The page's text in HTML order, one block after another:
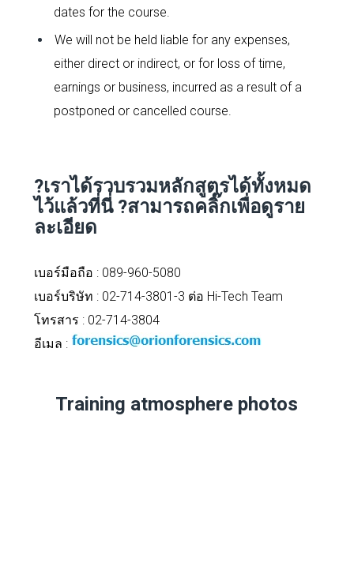
dates for the course.
We will not be held liable for any expenses,
either direct or indirect, or for loss of time,
earnings or business, incurred as a result of a
postponed or cancelled course.
?เราได้รวบรวมหลักสูตรได้ทั้งหมด
ไว้แล้วที่นี่?สามารถคลิ๊กเพื่อดูราย
ละเอียด
เบอร์มือถือ : 089-960-5080
เบอร์บริษัท : 02-714-3801-3 ต่อ Hi-Tech Team
โทรสาร : 02-714-3804
อีเมล :
Training atmosphere photos